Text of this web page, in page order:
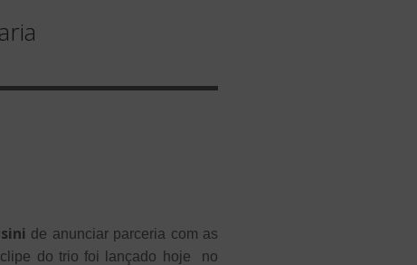
de anunciar parceria com as
clipe do trio foi lançado hoje no